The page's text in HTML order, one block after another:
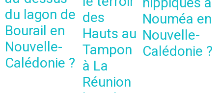
du lagon de
Bourail en
Nouvelle-
Calédonie ?
des
Hauts au
Tampon
à La
Réunion
Nouméa en
Nouvelle-
Calédonie ?